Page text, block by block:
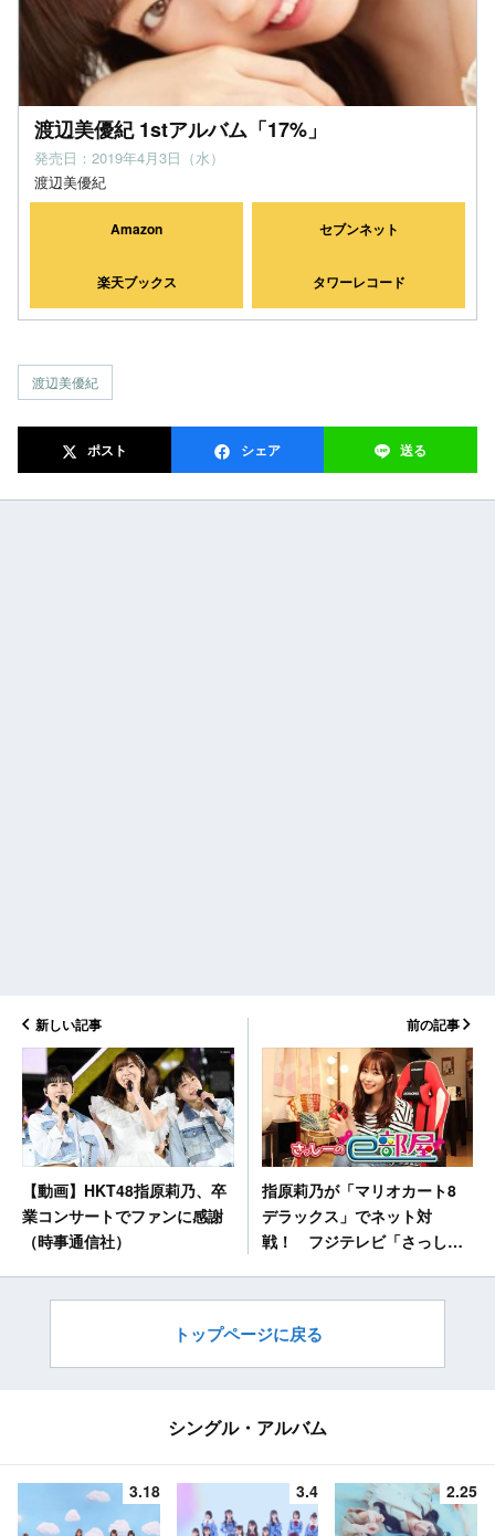
渡辺美優紀 1stアルバム「17%」
発売日：2019年4月3日（水）
渡辺美優紀
Amazon セブンネット
楽天ブックス タワーレコード
渡辺美優紀
ポスト シェア 送る
新しい記事
【動画】HKT48指原莉乃、卒
業コンサートでファンに感謝
（時事通信社）
前の記事
指原莉乃が「マリオカート8
デラックス」でネット対
戦！ フジテレビ「さっしー
トップページに戻る
シングル・アルバム
3.18 3.4 2.25